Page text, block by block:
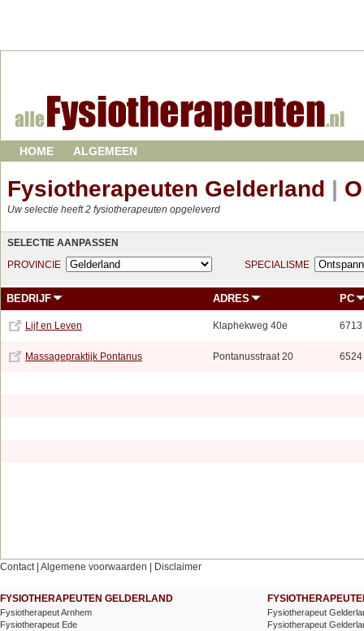
HOME ALGEMEEN
Fysiotherapeuten Gelderland |
Uw selectie heeft 2 fysiotherapeuten opgeleverd
SELECTIE AANPASSEN
PROVINCIE
SPECIALISME
BEDRIJF ADRES PC
Lijf en Leven Klaphekweg 40e 6713
Massagepraktijk Pontanus Pontanusstraat 20 6524
Contact| Algemene voorwaarden Disclaimer
FYSIOTHERAPEUTEN GELDERLAND
Fysiotherapeut Arnhem
Fysiotherapeut Ede
Fysiotherapeut
Fysiotherapeut